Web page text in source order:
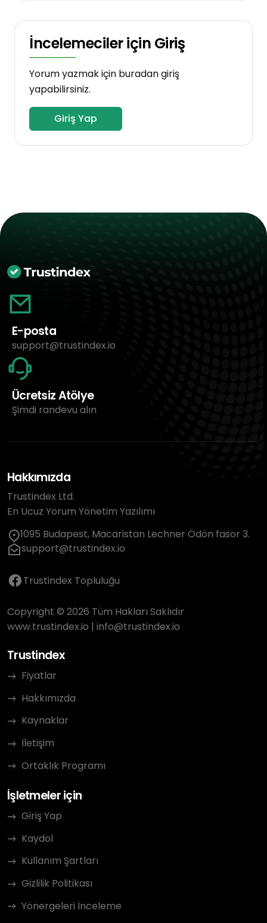
İncelemeciler için Giriş
Yorum yazmak için buradan giriş
yapabilirsiniz.
Giriş Yap
E-posta
support@trustindex.io
Ücretsiz Atölye
Şimdi randevu alın
Hakkımızda
Trustindex Ltd.
En Ucuz Yorum Yönetim Yazılımı
1095 Budapest, Macaristan Lechner Ödön fasor 3.
support@trustindex.io
Trustindex Topluluğu
Copyright © 2026 Tüm Hakları Saklıdır
www.trustindex.io | info@trustindex.io
Trustindex
Fiyatlar
Hakkımızda
Kaynaklar
İletişim
Ortaklık Programı
İşletmeler için
Giriş Yap
Kaydol
Kullanım Şartları
Gizlilik Politikası
Yönergeleri İnceleme